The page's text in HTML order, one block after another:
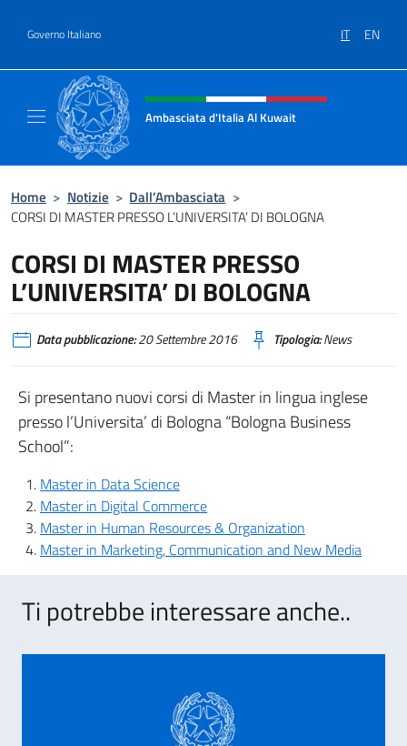
Governo Italiano IT EN
Intestazione sito, social e menù
Ambasciata d'Italia Al Kuwait
Home > Notizie > Dall’Ambasciata >
CORSI DI MASTER PRESSO L’UNIVERSITA’ DI BOLOGNA
CORSI DI MASTER PRESSO
L’UNIVERSITA’ DI BOLOGNA
Data pubblicazione:20 Settembre 2016 Tipologia:News
Si presentano nuovi corsi di Master in lingua inglese
presso l’Universita’ di Bologna “Bologna Business
School”:
Master in Data Science
Master in Digital Commerce
Master in Human Resources & Organization
Master in Marketing, Communication and New Media
Ti potrebbe interessare anche..